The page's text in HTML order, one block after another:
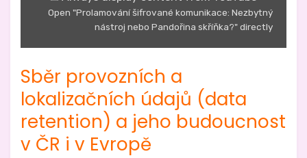
Open "Prolamování šifrované komunikace: Nezbytný
nástroj nebo Pandořina skříňka?" directly
Sběr provozních a
lokalizačních údajů (data
retention) a jeho budoucnost
v ČR i v Evropě